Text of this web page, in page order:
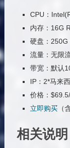
CPU：
内存：16G
硬盘：250G
流量：无限
带宽：默认
IP：2*马来
价格：
立即购买（
相关说明